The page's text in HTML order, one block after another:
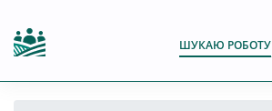
ШУКАЮ РОБОТУ